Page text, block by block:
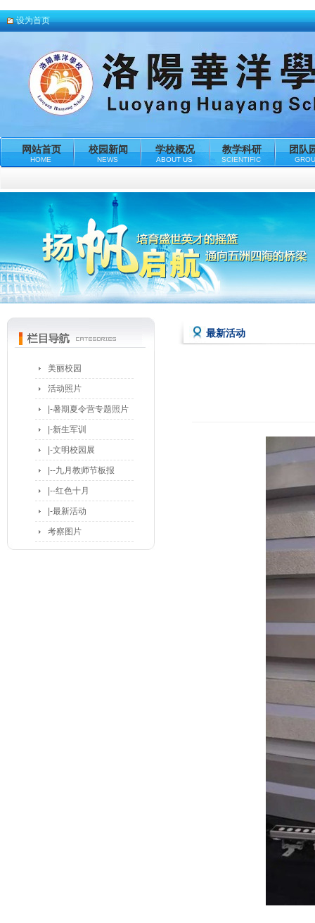
设为首页
网站首页
HOME
校园新闻
NEWS
学校概况
ABOUT US
教学科研
SCIENTIFIC
团队
美丽校园
活动照片
|-暑期夏令营专题照片
|-新生军训
|-文明校园展
|--九月教师节板报
|--红色十月
|-最新活动
考察图片
最新活动